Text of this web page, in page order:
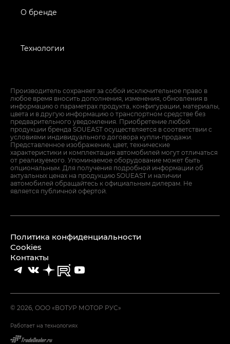
О бренде
Технологии
Производитель сохраняет за собой исключительное право в
любое время вносить дополнения, изменения, обновления в
информацию о параметрах продукта, конфигурации, материалы,
цвета и в другую информацию о транспортном средстве без
предварительного уведомления. Приобретение любой
продукции бренда SOUEAST осуществляется в соответствии с
условиями индивидуального договора купли-продажи.
Представленное изображение, цвет, технические
характеристики и комплектация автомобилей могут отличаться
от реализуемого. Упоминаемое оборудование может быть
опциональным. Для получения подробной информации об
актуальных ценах на продукцию SOUEAST и наличии
автомобилей обращайтесь к официальным дилерам. Не
является публичной офертой.
© 2026, ООО «ВОТУР МОТОР РУС»
Политика конфиденциальности
Cookies
Контакты
Работает на технологиях